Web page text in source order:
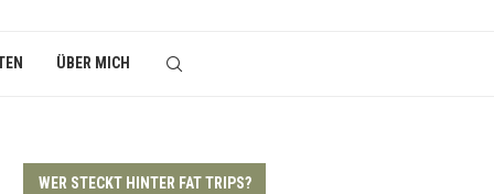
ÜBER MICH
WER STECKT HINTER FAT TRIPS?